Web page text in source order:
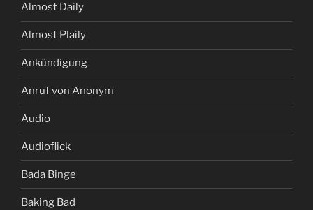
Almost Daily
Almost Plaily
Ankündigung
Anruf von Anonym
Audio
Audioflick
Bada Binge
Baking Bad